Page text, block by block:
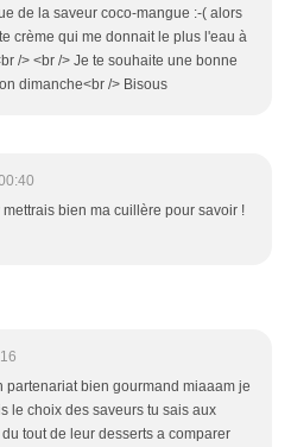
de la saveur coco-mangue :-( alors
crème qui me donnait le plus l'eau à
/> <br /> Je te souhaite une bonne
dimanche<br /> Bisous
bien ma cuillère pour savoir !
partenariat bien gourmand miaaam je
le choix des saveurs tu sais aux
tout de leur desserts a comparer